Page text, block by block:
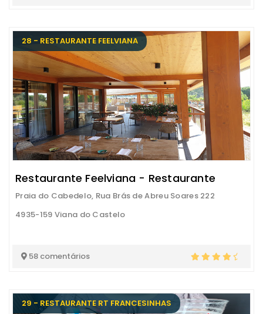
28 - RESTAURANTE FEELVIANA
Restaurante Feelviana - Restaurante
Praia do Cabedelo, Rua Brás de Abreu Soares 222
4935-159 Viana do Castelo
58 comentários
29 - RESTAURANTE RT FRANCESINHAS